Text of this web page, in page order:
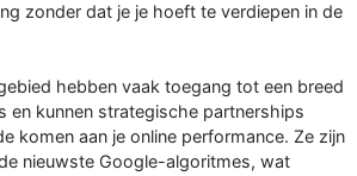
zonder dat je je hoeft te verdiepen in de
hebben vaak toegang tot een breed
en kunnen strategische partnerships
komen aan je online performance. Ze zijn
nieuwste Google-algoritmes, wat